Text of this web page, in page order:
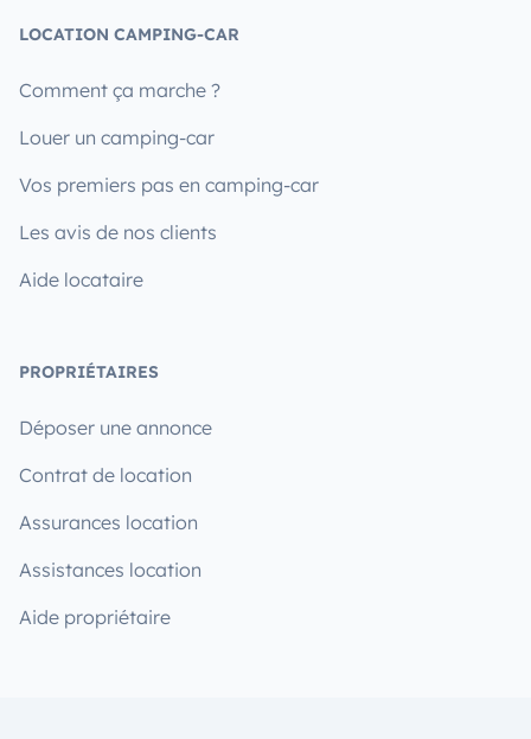
LOCATION CAMPING-CAR
Comment ça marche ?
Louer un camping-car
Vos premiers pas en camping-car
Les avis de nos clients
Aide locataire
PROPRIÉTAIRES
Déposer une annonce
Contrat de location
Assurances location
Assistances location
Aide propriétaire